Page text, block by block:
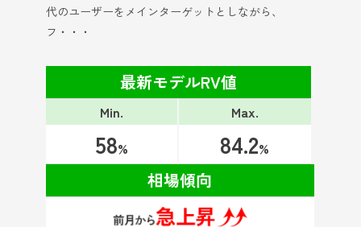
代のユーザーをメインターゲットとしながら、
フ・・・
最新モデルRV値
Min.
58%
Max.
84.2%
相場傾向